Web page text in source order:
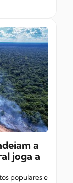
a
joga a
populares e